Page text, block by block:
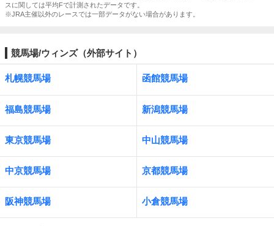
スに関しては平均Fで計測されたデータです。
※JRA主催以外のレースでは一部データがない場合があります。
競馬場/ウィンズ（外部サイト）
札幌競馬場 函館競馬場
福島競馬場 新潟競馬場
東京競馬場 中山競馬場
中京競馬場 京都競馬場
阪神競馬場 小倉競馬場